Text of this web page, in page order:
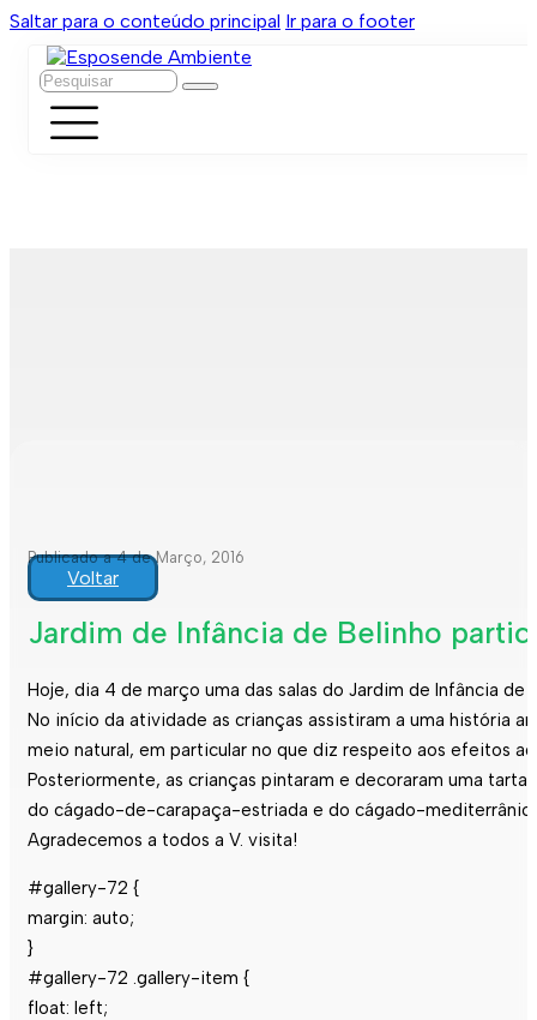
Saltar para o conteúdo principal Ir para o footer
Pesquisar
Publicado a 4 de Março, 2016
Voltar
Jardim de Infância de Belinho
Hoje, dia 4 de março uma das salas do Jardim de Infância
No início da atividade as crianças assistiram a uma história
meio natural, em particular no que diz respeito aos efeitos
Posteriormente, as crianças pintaram e decoraram uma
do cágado-de-carapaça-estriada e do cágado-
Agradecemos a todos a V. visita!
#gallery-72 {
margin: auto;
}
#gallery-72 .gallery-item {
float: left;